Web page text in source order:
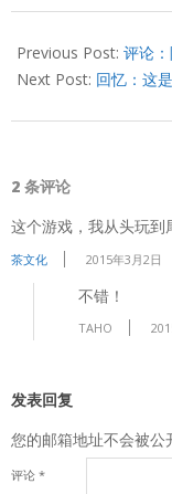
02-
15
Previous Post: 评论：
Next Post: 回忆：这
2 条评论
这个游戏，我从头玩到
茶文化 2015年3月2日
不错！
TAHO
发表回复
您的邮箱地址不会被公
评论 *